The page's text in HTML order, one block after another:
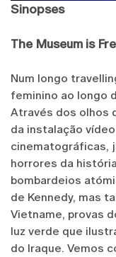
Sinopses
The Museum is
Num longo
feminino ao longo
Através dos olhos
da instalação
cinematográficas,
horrores da
bombardeios
de Kennedy, mas
Vietname, provas
luz verde que
do Iraque. Vemos